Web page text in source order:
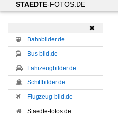
STAEDTE-FOTOS.DE

Bahnbilder.de
Bus-bild.de
Fahrzeugbilder.de
Schiffbilder.de
Flugzeug-bild.de
Staedte-fotos.de